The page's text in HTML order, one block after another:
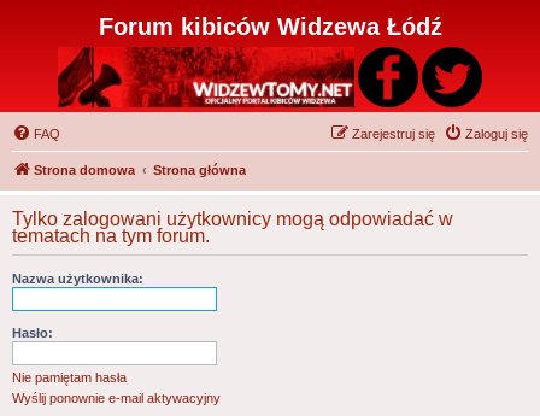
Forum kibiców Widzewa Łódź
FAQ Zaloguj się
Zarejestruj się
Strona domowa Strona główna
Tylko zalogowani użytkownicy mogą odpowiadać w
tematach na tym forum.
Nazwa użytkownika:
Hasło:
Nie pamiętam hasła
Wyślij ponownie e-mail aktywacyjny